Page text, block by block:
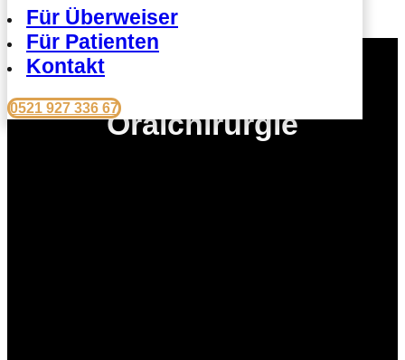
Für Überweiser
Für Patienten
Kontakt
0521 927 336 67Oralchirurgie